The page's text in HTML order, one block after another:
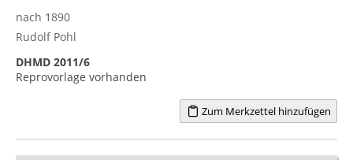
nach 1890
Rudolf Pohl
DHMD 2011/6
Reprovorlage vorhanden
Zum Merkzettel hinzufügen